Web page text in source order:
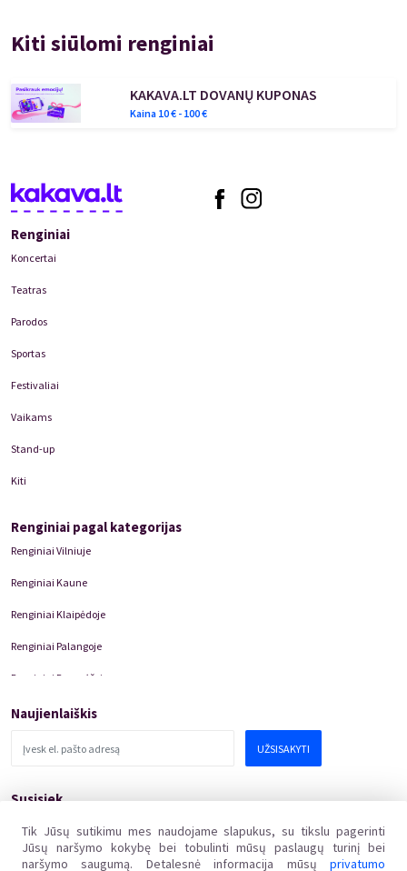
Kiti siūlomi renginiai
KAKAVA.LT DOVANŲ KUPONAS
Kaina 10€ - 100€
Tik Jūsų sutikimu mes naudojame slapukus, su tikslu pagerinti
Jūsų naršymo kokybę bei tobulinti mūsų paslaugų turinį bei
naršymo saugumą. Detalesnė informacija mūsų privatumo
Renginiai
Koncertai
Teatras
Parodos
Sportas
Festivaliai
Vaikams
Stand-up
Kiti
Renginiai pagal kategorijas
Renginiai Vilniuje
Renginiai Kaune
Renginiai Klaipėdoje
Renginiai Palangoje
Renginiai Panevėžyje
Domino Teatro Spektakliai
Naujienlaiškis
UŽSISAKYTI
Susisiek
Adresas:Žalgirio g.135, LT-08217 Vilnius